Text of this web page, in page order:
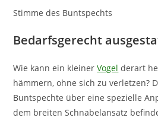
Stimme des Buntspechts
Bedarfsgerecht
Wie kann ein kleinerVogel derart
hämmern, ohne sich zu verletzen?
Buntspechte über eine spezielle
dem breiten Schnabelansatz